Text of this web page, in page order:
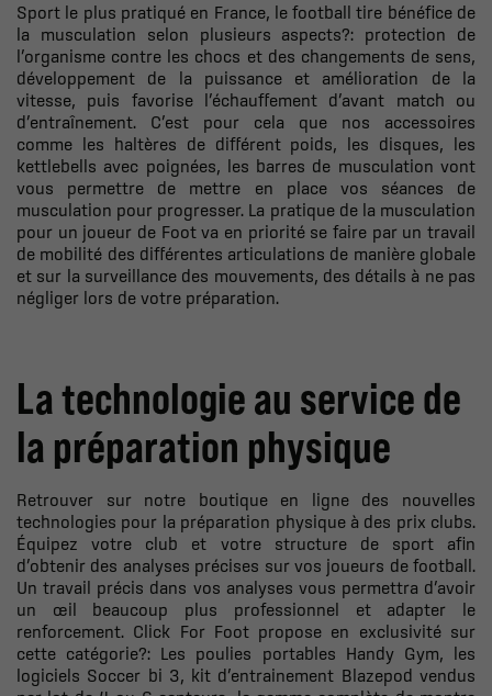
Sport le plus pratiqué en France, le football tire bénéfice de
la musculation selon plusieurs aspects?: protection de
l’organisme contre les chocs et des changements de sens,
développement de la puissance et amélioration de la
vitesse, puis favorise l’échauffement d’avant match ou
d’entraînement. C’est pour cela que nos accessoires
comme les haltères de différent poids, les disques, les
kettlebells avec poignées, les barres de musculation vont
vous permettre de mettre en place vos séances de
musculation pour progresser. La pratique de la musculation
pour un joueur de Foot va en priorité se faire par un travail
de mobilité des différentes articulations de manière globale
et sur la surveillance des mouvements, des détails à ne pas
négliger lors de votre préparation.
La technologie au service de
la préparation physique
Retrouver sur notre boutique en ligne des nouvelles
technologies pour la préparation physique à des prix clubs.
Équipez votre club et votre structure de sport afin
d’obtenir des analyses précises sur vos joueurs de football.
Un travail précis dans vos analyses vous permettra d’avoir
un œil beaucoup plus professionnel et adapter le
renforcement. Click For Foot propose en exclusivité sur
cette catégorie?: Les poulies portables Handy Gym, les
logiciels Soccer bi 3, kit d’entrainement Blazepod vendus